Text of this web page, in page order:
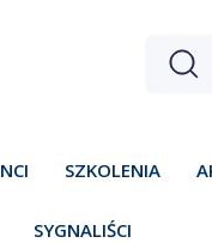
SZKOLENIA
SYGNALIŚCI